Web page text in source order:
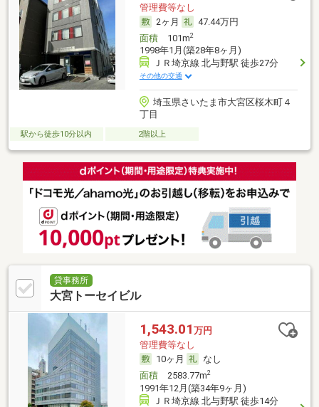
管理費等なし
2ヶ月
47.44万円
面積101m2
1998年1月(築28年8ヶ月)
ＪＲ埼京線 北与野駅 徒歩27分
その他の交通
埼玉県さいたま市大宮区桜木町４
丁目
駅から徒歩10分以内 2階以上
貸事務所
大宮トーセイビル
1,543.01 万円
管理費等なし
10ヶ月
なし
面積2583.77m2
1991年12月(築34年9ヶ月)
ＪＲ埼京線 北与野駅 徒歩14分